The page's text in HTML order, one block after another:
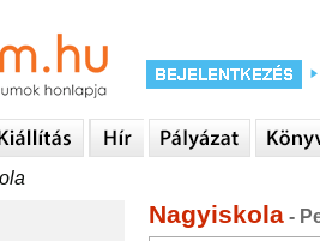
Nagyiskola -